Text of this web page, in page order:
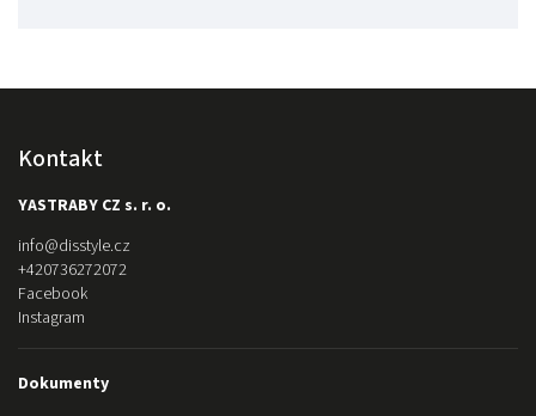
Kontakt
YASTRABY CZ s. r. o.
info@disstyle.cz
+420736272072
Facebook
Instagram
Dokumenty